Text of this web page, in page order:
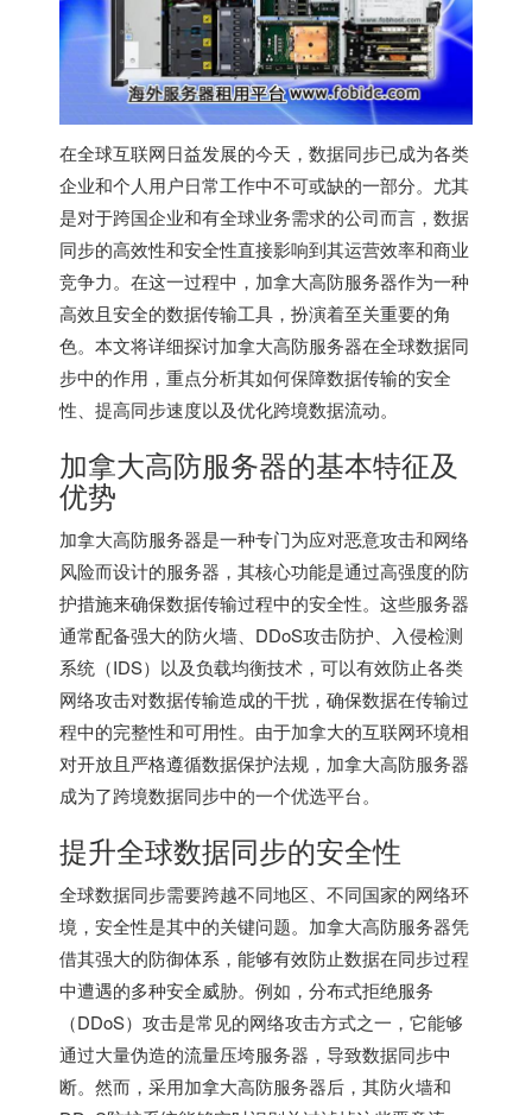
在全球互联网日益发展的今天，数据同步已成为各类
企业和个人用户日常工作中不可或缺的一部分。尤其
是对于跨国企业和有全球业务需求的公司而言，数据
同步的高效性和安全性直接影响到其运营效率和商业
竞争力。在这一过程中，加拿大高防服务器作为一种
高效且安全的数据传输工具，扮演着至关重要的角
色。本文将详细探讨加拿大高防服务器在全球数据同
步中的作用，重点分析其如何保障数据传输的安全
性、提高同步速度以及优化跨境数据流动。
加拿大高防服务器的基本特征及
优势
加拿大高防服务器是一种专门为应对恶意攻击和网络
风险而设计的服务器，其核心功能是通过高强度的防
护措施来确保数据传输过程中的安全性。这些服务器
通常配备强大的防火墙、DDoS攻击防护、入侵检测
系统（IDS）以及负载均衡技术，可以有效防止各类
网络攻击对数据传输造成的干扰，确保数据在传输过
程中的完整性和可用性。由于加拿大的互联网环境相
对开放且严格遵循数据保护法规，加拿大高防服务器
成为了跨境数据同步中的一个优选平台。
提升全球数据同步的安全性
全球数据同步需要跨越不同地区、不同国家的网络环
境，安全性是其中的关键问题。加拿大高防服务器凭
借其强大的防御体系，能够有效防止数据在同步过程
中遭遇的多种安全威胁。例如，分布式拒绝服务
（DDoS）攻击是常见的网络攻击方式之一，它能够
通过大量伪造的流量压垮服务器，导致数据同步中
断。然而，采用加拿大高防服务器后，其防火墙和